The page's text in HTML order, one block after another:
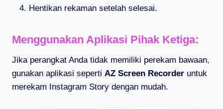
Hentikan rekaman setelah selesai.
Menggunakan Aplikasi Pihak Ketiga:
Jika perangkat Anda tidak memiliki perekam bawaan,
gunakan aplikasi seperti AZ Screen Recorder untuk
merekam Instagram Story dengan mudah.